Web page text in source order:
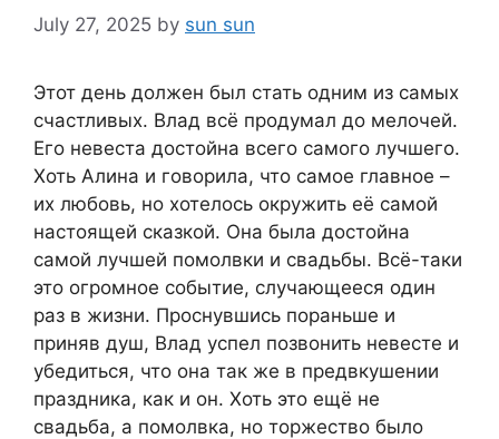
July 27, 2025 by sun sun
Этот день должен был стать одним из самых
счастливых. Влад всё продумал до мелочей.
Его невеста достойна всего самого лучшего.
Хоть Алина и говорила, что самое главное –
их любовь, но хотелось окружить её самой
настоящей сказкой. Она была достойна
самой лучшей помолвки и свадьбы. Всё-таки
это огромное событие, случающееся один
раз в жизни. Проснувшись пораньше и
приняв душ, Влад успел позвонить невесте и
убедиться, что она так же в предвкушении
праздника, как и он. Хоть это ещё не
свадьба, а помолвка, но торжество было